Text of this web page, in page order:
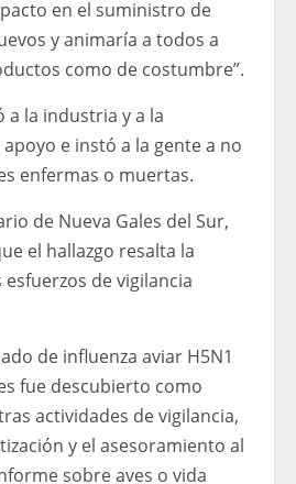
en el suministro de
y animaría a todos a
como de costumbre”.
la industria y a la
e instó a la gente a no
enfermas o muertas.
de Nueva Gales del Sur,
el hallazgo resalta la
de vigilancia
de influenza aviar H5N1
fue descubierto como
actividades de vigilancia,
y el asesoramiento al
sobre aves o vida